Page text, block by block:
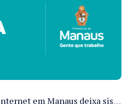
Instabilidade na internet em Manaus deixa sistemas de atendimento municipal temporariamente indisponíveis